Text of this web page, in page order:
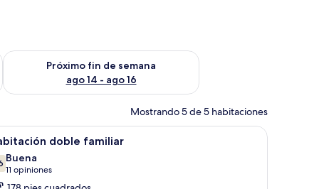
semana ago 7 - ago 9
Próximo fin de semana
ago 14 - ago 16
Consulta la disponibilidad para el próximo fin de semana ago
Mostrando 5 de 5 habitaciones
y cortinas blackout Ropa de cama hipoalergénica, escritorio y
6 doble familiar
de 10
Buena
11 opiniones
(11
opiniones)